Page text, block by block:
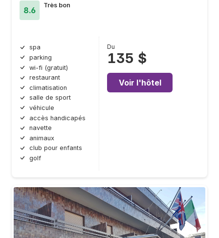
8.6
Très bon
spa
parking
wi-fi (gratuit)
restaurant
climatisation
salle de sport
véhicule
accès handicapés
navette
animaux
club pour enfants
golf
Du
135 $
Voir l'hôtel